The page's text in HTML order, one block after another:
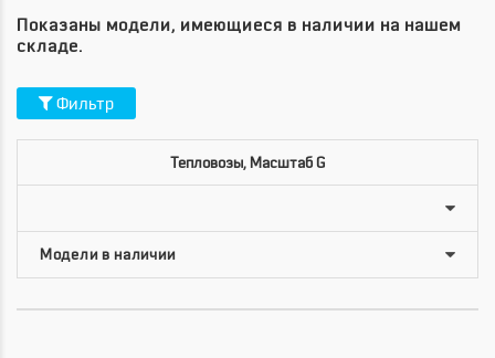
Показаны модели, имеющиеся в наличии на нашем
складе.
Фильтр
Тепловозы, Масштаб G